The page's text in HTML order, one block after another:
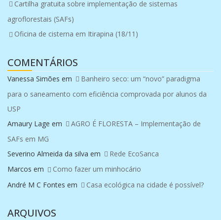
Cartilha gratuita sobre implementação de sistemas
agroflorestais (SAFs)
Oficina de cisterna em Itirapina (18/11)
COMENTÁRIOS
Vanessa Simões em
Banheiro seco: um “novo” paradigma
para o saneamento com eficiência comprovada por alunos da
USP
Amaury Lage em
AGRO É FLORESTA – Implementação de
SAFs em MG
Severino Almeida da silva em
Rede EcoSanca
Marcos em
Como fazer um minhocário
André M C Fontes em Casa ecológica na cidade é possível?
ARQUIVOS